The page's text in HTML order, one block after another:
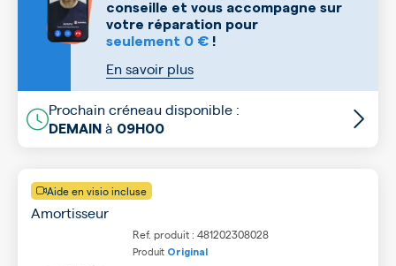
conseille et vous accompagne sur
votre réparation pour
seulement 0 € !
En savoir plus
Prochain créneau disponible :
DEMAIN à 09H00
Aide en visio incluse
Amortisseur
Ref. produit : 481202308028
Produit Original